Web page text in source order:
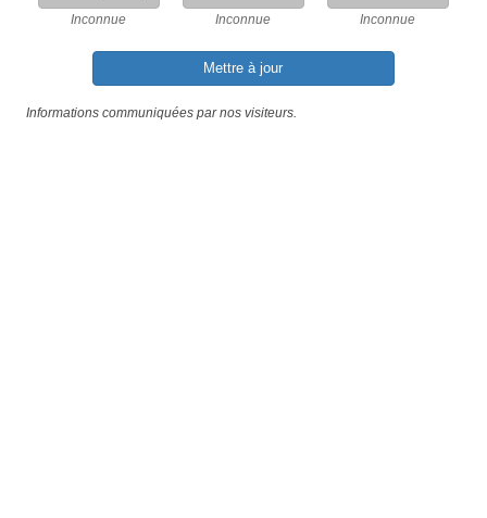
Inconnue Inconnue Inconnue
Mettre à jour
Informations communiquées par nos visiteurs.